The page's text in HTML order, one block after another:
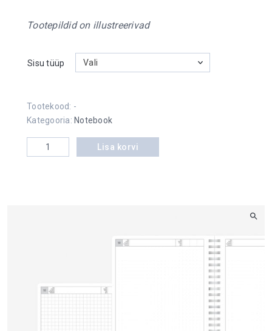
Tootepildid on illustreerivad
Sisu tüüp Vali
Tootekood: -
Kategooria: Notebook
Notebook Timer Kantsler Puit kogus
Lisa korvi